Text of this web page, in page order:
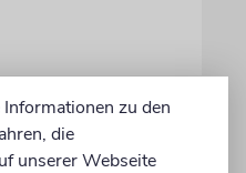
zu den
die
unserer Webseite